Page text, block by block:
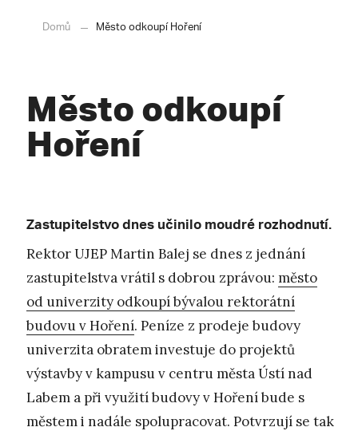
Domů Město odkoupí Hoření
Město odkoupí
Hoření
Zastupitelstvo dnes učinilo moudré rozhodnutí.
Rektor UJEP Martin Balej se dnes z jednání
zastupitelstva vrátil s dobrou zprávou: město
od univerzity odkoupí bývalou rektorátní
budovu v Hoření. Peníze z prodeje budovy
univerzita obratem investuje do projektů
výstavby v kampusu v centru města Ústí nad
Labem a při využití budovy v Hoření bude s
městem i nadále spolupracovat. Potvrzují se tak